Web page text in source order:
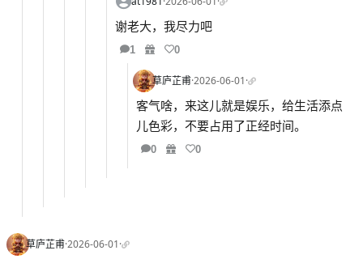
谢老大，我尽力吧
1 0
草庐芷甫·2026-06-01·
客气啥，来这儿就是娱乐，给生活添点
儿色彩，不要占用了正经时间。
0 0
草庐芷甫·2026-06-01·